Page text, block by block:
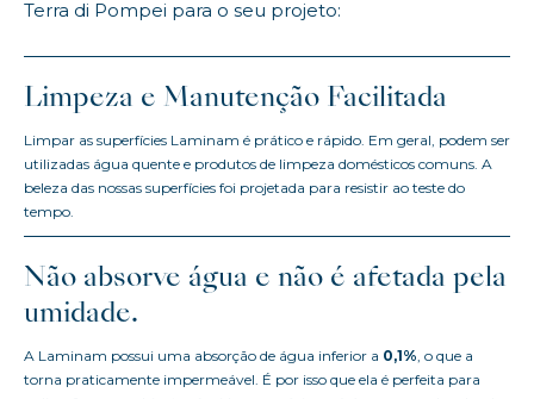
Terra di Pompei para o seu projeto:
Limpeza e Manutenção Facilitada
Limpar as superfícies Laminam é prático e rápido. Em geral, podem ser
utilizadas água quente e produtos de limpeza domésticos comuns. A
beleza das nossas superfícies foi projetada para resistir ao teste do
tempo.
Não absorve água e não é afetada pela
umidade.
A Laminam possui uma absorção de água inferior a 0,1%, o que a
torna praticamente impermeável. É por isso que ela é perfeita para